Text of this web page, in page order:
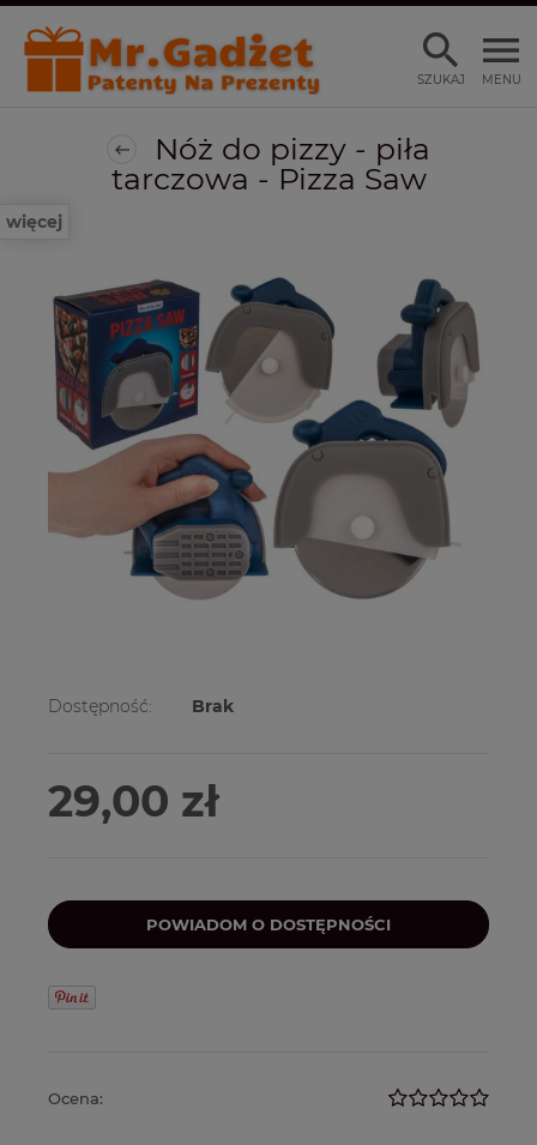
MENU
SZUKAJ
więcej
Nóż do pizzy - piła
tarczowa - Pizza Saw
Dostępność: Brak
29,00 zł
POWIADOM O DOSTĘPNOŚCI
Ocena: